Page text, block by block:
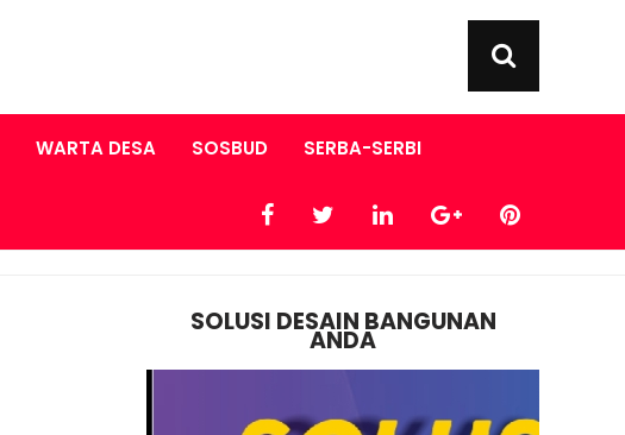
WARTA DESA SOSBUD SERBA-SERBI
SOLUSI DESAIN BANGUNAN
ANDA